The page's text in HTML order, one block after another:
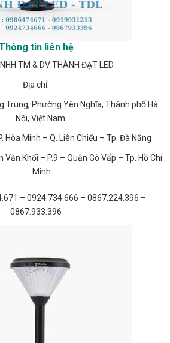
tin liên hệ
TM & DV THÀNH ĐẠT LED
Địa chỉ:
Trung, Phường Yên Nghĩa, Thành phố Hà
Nội, Việt Nam.
Hòa Minh – Q. Liên Chiểu – Tp. Đà Nẵng
Khối – P.9 – Quận Gò Vấp – Tp. Hồ Chí
Minh
– 0924.734.666 – 0867.224.396 –
0867.933.396